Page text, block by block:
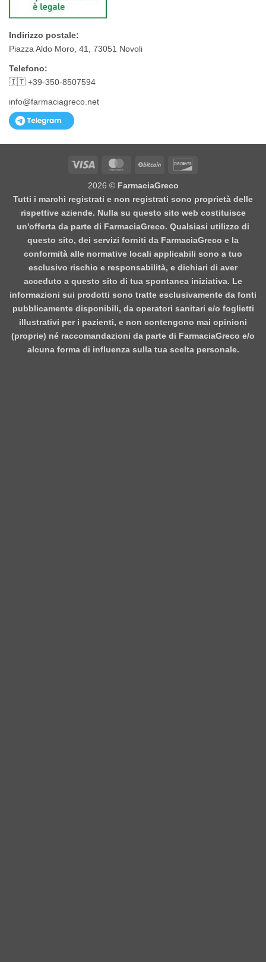
Indirizzo postale:
Piazza Aldo Moro, 41, 73051 Novoli
Telefono:
🇮🇹 +39-350-8507594
info@farmaciagreco.net
Visa MasterCardBitCoin
2026 © FarmaciaGreco
Tutti i marchi registrati e non registrati sono proprietà delle
rispettive aziende. Nulla su questo sito web costituisce
un'offerta da parte di FarmaciaGreco. Qualsiasi utilizzo di
questo sito, dei servizi forniti da FarmaciaGreco e la
conformità alle normative locali applicabili sono a tuo
esclusivo rischio e responsabilità, e dichiari di aver
acceduto a questo sito di tua spontanea iniziativa. Le
informazioni sui prodotti sono tratte esclusivamente da fonti
pubblicamente disponibili, da operatori sanitari e/o foglietti
illustrativi per i pazienti, e non contengono mai opinioni
(proprie) né raccomandazioni da parte di FarmaciaGreco e/o
alcuna forma di influenza sulla tua scelta personale.